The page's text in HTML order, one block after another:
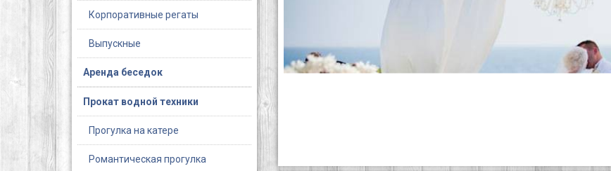
Корпоративные регаты
Выпускные
Аренда беседок
Прокат водной техники
Прогулка на катере
Романтическая прогулка